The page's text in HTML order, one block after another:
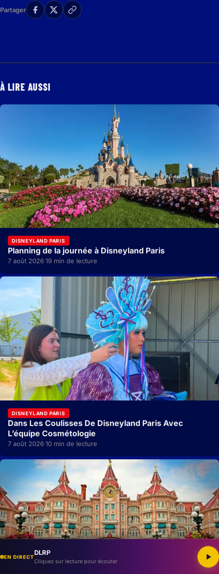
Partager
À LIRE AUSSI
DISNEYLAND PARIS
Planning de la journée à Disneyland Paris
7 août 2026·19 min de lecture
DISNEYLAND PARIS
Dans Les Coulisses De Disneyland Paris Avec
L’équipe Cosmétologie
7 août 2026·10 min de lecture
EN DIRECT
DLRP
Cliquez sur lecture pour écouter